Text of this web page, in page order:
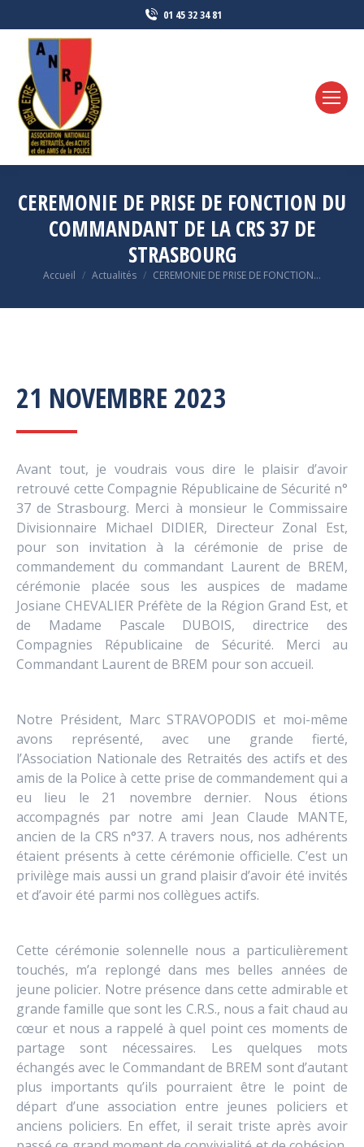
01 45 32 34 81
CEREMONIE DE PRISE DE FONCTION DU
COMMANDANT DE LA CRS 37 DE
STRASBOURG
Vous êtes ici :
Accueil Actualités CEREMONIE DE PRISE DE FONCTION…
21 NOVEMBRE 2023
Avant tout, je voudrais vous dire le plaisir d’avoir
retrouvé cette Compagnie Républicaine de Sécurité n°
37 de Strasbourg. Merci à monsieur le Commissaire
Divisionnaire Michael DIDIER, Directeur Zonal Est,
pour son invitation à la cérémonie de prise de
commandement du commandant Laurent de BREM,
cérémonie placée sous les auspices de madame
Josiane CHEVALIER Préfète de la Région Grand Est, et
de Madame Pascale DUBOIS, directrice des
Compagnies Républicaine de Sécurité. Merci au
Commandant Laurent de BREM pour son accueil.
Notre Président, Marc STRAVOPODIS et moi-même
avons représenté, avec une grande fierté,
l’Association Nationale des Retraités des actifs et des
amis de la Police à cette prise de commandement qui a
eu lieu le 21 novembre dernier. Nous étions
accompagnés par notre ami Jean Claude MANTE,
ancien de la CRS n°37. A travers nous, nos adhérents
étaient présents à cette cérémonie officielle. C’est un
privilège mais aussi un grand plaisir d’avoir été invités
et d’avoir été parmi nos collègues actifs.
Cette cérémonie solennelle nous a particulièrement
touchés, m’a replongé dans mes belles années de
jeune policier. Notre présence dans cette admirable et
grande famille que sont les C.R.S., nous a fait chaud au
cœur et nous a rappelé à quel point ces moments de
partage sont nécessaires. Les quelques mots
échangés avec le Commandant de BREM sont d’autant
plus importants qu’ils pourraient être le point de
départ d’une association entre jeunes policiers et
anciens policiers. En effet, il serait triste après avoir